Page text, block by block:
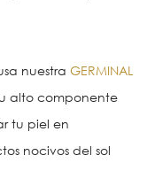
nuestra GERMINAL
alto componente
tu piel en
nocivos del sol